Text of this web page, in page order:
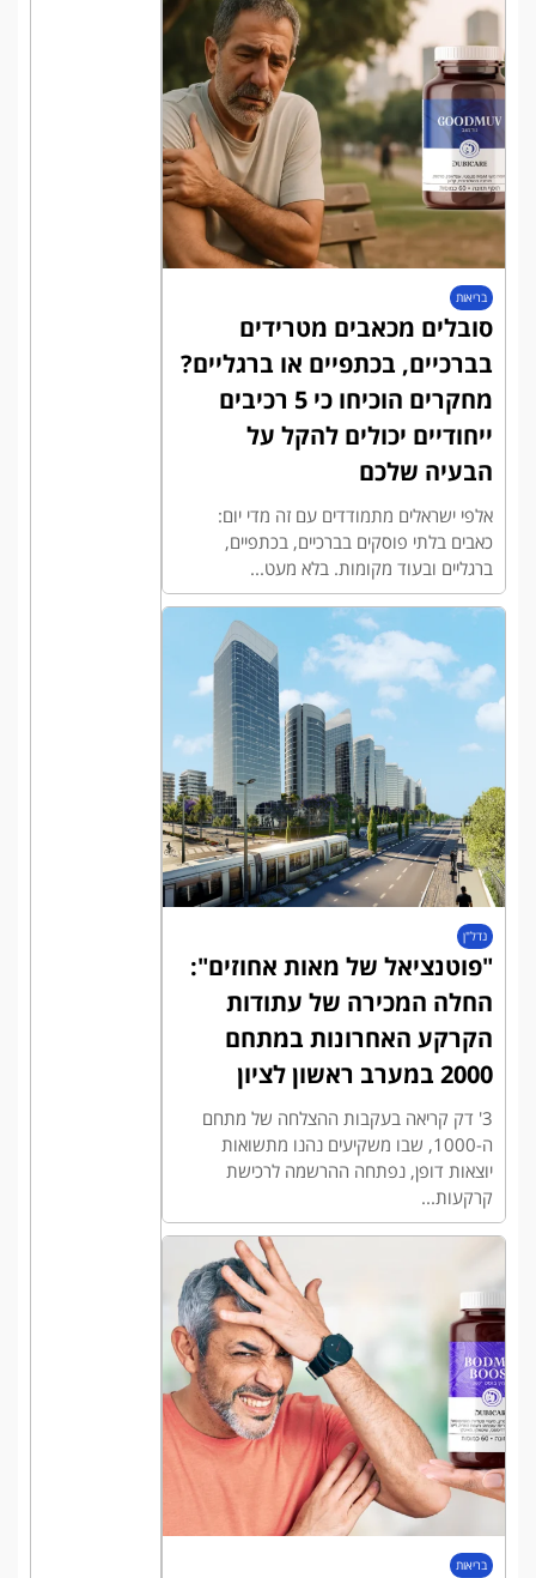
בריאות
סובלים מכאבים מטרידים
בברכיים, בכתפיים או ברגליים?
מחקרים הוכיחו כי 5 רכיבים
ייחודיים יכולים להקל על
הבעיה שלכם
אלפי ישראלים מתמודדים עם זה מדי יום:
כאבים בלתי פוסקים בברכיים, בכתפיים,
ברגליים ובעוד מקומות. בלא מעט...
נדל"ן
"פוטנציאל של מאות אחוזים":
החלה המכירה של עתודות
הקרקע האחרונות במתחם
2000 במערב ראשון לציון
3' דק קריאה בעקבות ההצלחה של מתחם
ה-1000, שבו משקיעים נהנו מתשואות
יוצאות דופן, נפתחה ההרשמה לרכישת
קרקעות...
בריאות